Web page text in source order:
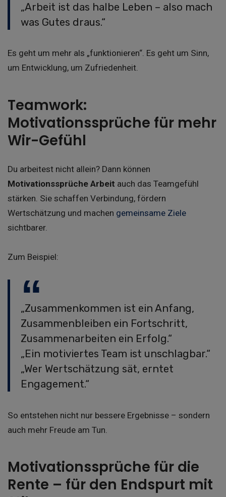
„Arbeit ist das halbe Leben – also mach
was Gutes draus.“
Es geht um mehr als „funktionieren“. Es geht um Sinn,
um Entwicklung, um Zufriedenheit.
Teamwork:
Motivationssprüche für mehr
Wir-Gefühl
Du arbeitest nicht allein? Dann können
Motivationssprüche Arbeit auch das Teamgefühl
stärken. Sie schaffen Verbindung, fördern
Wertschätzung und machen gemeinsame Ziele
sichtbarer.
Zum Beispiel:
„Zusammenkommen ist ein Anfang,
Zusammenbleiben ein Fortschritt,
Zusammenarbeiten ein Erfolg.“
„Ein motiviertes Team ist unschlagbar.“
„Wer Wertschätzung sät, erntet
Engagement.“
So entstehen nicht nur bessere Ergebnisse – sondern
auch mehr Freude am Tun.
Motivationssprüche für die
Rente – für den Endspurt mit